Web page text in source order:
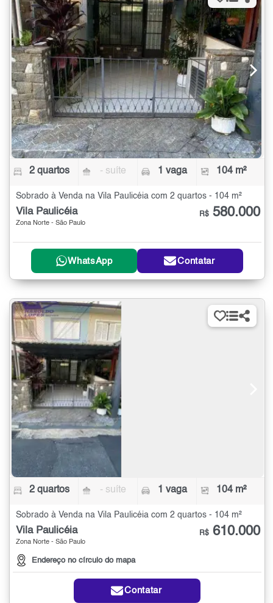
2 quartos - suíte 1 vaga 104 m²
Sobrado à Venda na Vila Paulicéia com 2 quartos - 104 m²
Vila Paulicéia
Zona Norte - São Paulo
R$ 580.000
WhatsApp Contatar
2 quartos - suíte 1 vaga 104 m²
Sobrado à Venda na Vila Paulicéia com 2 quartos - 104 m²
Vila Paulicéia
Zona Norte - São Paulo
Endereço no círculo do mapa
R$ 610.000
Contatar